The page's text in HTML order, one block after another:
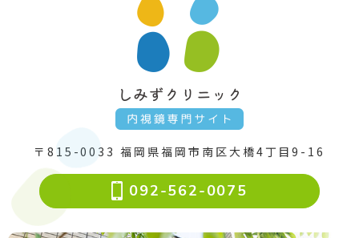
〒815-0033福岡県福岡市南区大橋4丁目9-16
092-562-0075